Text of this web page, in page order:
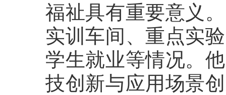
福祉具有重要意义
实训车间、重点实
学生就业等情况。
技创新与应用场景